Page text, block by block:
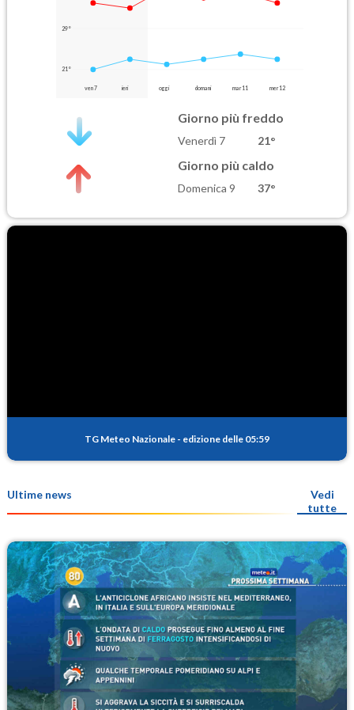
29°
21°
ven 7 ieri oggi domani mar 11 mer 12
Giorno più freddo
Venerdì 7 21°
Giorno più caldo
Domenica 9 37°
TG Meteo Nazionale - edizione delle 05:59
Ultime news
Vedi
tutte